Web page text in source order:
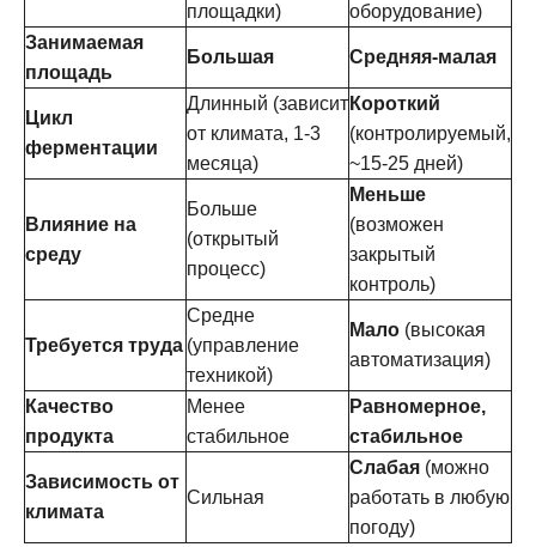
площадки)
оборудование)
Занимаемая
площадь
Большая Средняя-малая
Цикл
ферментации
Длинный (зависит
от климата, 1-3
месяца)
Короткий
(контролируемый,
~15-25 дней)
Влияние на
среду
Больше
(открытый
процесс)
Меньше
(возможен
закрытый
контроль)
Требуется труда
Средне
(управление
техникой)
Мало (высокая
автоматизация)
Качество
продукта
Менее
стабильное
Равномерное,
стабильное
Зависимость от
климата
Сильная
Слабая (можно
работать в любую
погоду)